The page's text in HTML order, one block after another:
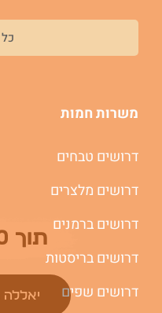
משרות חמות
דרושים טבחים
דרושים מלצרים
דרושים ברמנים
דרושים בריסטות
דרושים שפים
משרות
תוך 60 שניות
יאללה